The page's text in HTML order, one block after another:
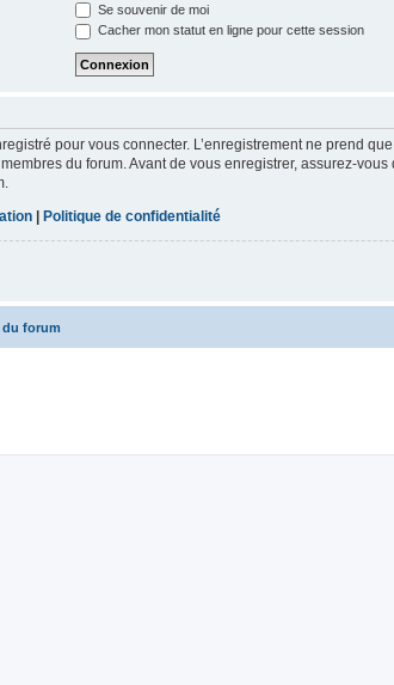
Se souvenir de moi
Cacher mon statut en ligne pour cette session
pour vous connecter. L’enregistrement ne prend
du forum. Avant de vous enregistrer, assurez-
Politique de confidentialité
du forum